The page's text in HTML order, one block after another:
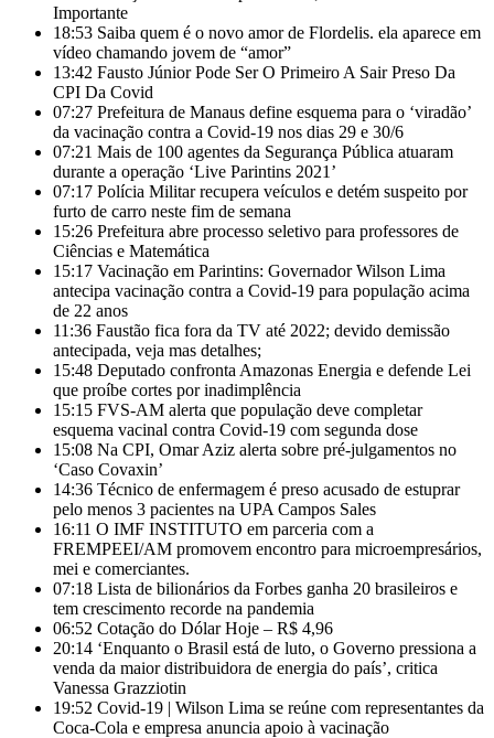
Importante
18:53 Saiba quem é o novo amor de Flordelis. ela aparece em
vídeo chamando jovem de “amor”
13:42 Fausto Júnior Pode Ser O Primeiro A Sair Preso Da
CPI Da Covid
07:27 Prefeitura de Manaus define esquema para o ‘viradão’
da vacinação contra a Covid-19 nos dias 29 e 30/6
07:21 Mais de 100 agentes da Segurança Pública atuaram
durante a operação ‘Live Parintins 2021’
07:17 Polícia Militar recupera veículos e detém suspeito por
furto de carro neste fim de semana
15:26 Prefeitura abre processo seletivo para professores de
Ciências e Matemática
15:17 Vacinação em Parintins: Governador Wilson Lima
antecipa vacinação contra a Covid-19 para população acima
de 22 anos
11:36 Faustão fica fora da TV até 2022; devido demissão
antecipada, veja mas detalhes;
15:48 Deputado confronta Amazonas Energia e defende Lei
que proíbe cortes por inadimplência
15:15 FVS-AM alerta que população deve completar
esquema vacinal contra Covid-19 com segunda dose
15:08 Na CPI, Omar Aziz alerta sobre pré-julgamentos no
‘Caso Covaxin’
14:36 Técnico de enfermagem é preso acusado de estuprar
pelo menos 3 pacientes na UPA Campos Sales
16:11 O IMF INSTITUTO em parceria com a
FREMPEEI/AM promovem encontro para microempresários,
mei e comerciantes.
07:18 Lista de bilionários da Forbes ganha 20 brasileiros e
tem crescimento recorde na pandemia
06:52 Cotação do Dólar Hoje – R$ 4,96
20:14 ‘Enquanto o Brasil está de luto, o Governo pressiona a
venda da maior distribuidora de energia do país’, critica
Vanessa Grazziotin
19:52 Covid-19 | Wilson Lima se reúne com representantes da
Coca-Cola e empresa anuncia apoio à vacinação